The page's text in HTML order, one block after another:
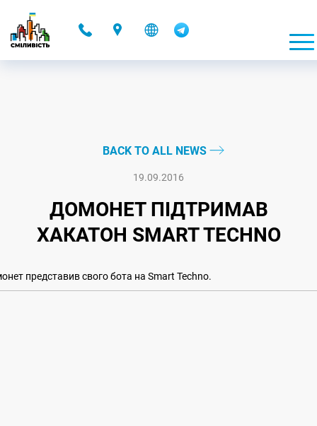
BACK TO ALL NEWS
19.09.2016
ДОМОНЕТ ПІДТРИМАВ
ХАКАТОН SMART TECHNO
представив свого бота на Smart Techno.